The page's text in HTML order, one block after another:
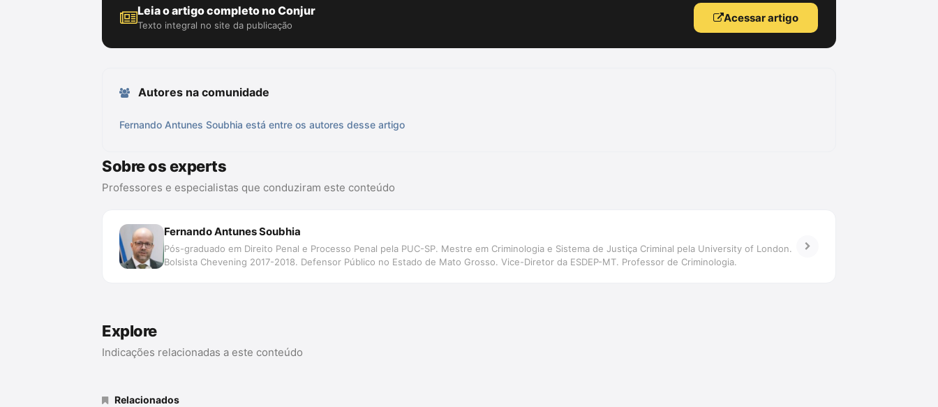
Leia o artigo completo no Conjur
Texto integral no site da publicação
Acessar artigo
Autores na comunidade
Fernando Antunes Soubhia está entre os autores desse artigo
Sobre os experts
Professores e especialistas que conduziram este conteúdo
Fernando Antunes Soubhia
Pós-graduado em Direito Penal e Processo Penal pela PUC-SP. Mestre em Criminologia e Sistema de Justiça Criminal pela University of London.
Bolsista Chevening 2017-2018. Defensor Público no Estado de Mato Grosso. Vice-Diretor da ESDEP-MT. Professor de Criminologia.
Explore
Indicações relacionadas a este conteúdo
Relacionados